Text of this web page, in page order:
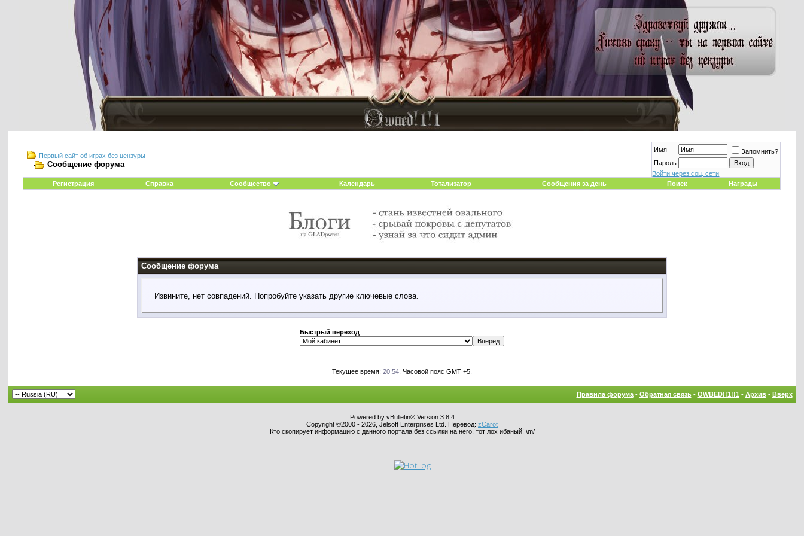
Первый сайт об играх без цензуры
Сообщение форума
Имя
Запомнить?
Пароль
Войти через соц. сети
Регистрация
Справка Сообщество Календарь Тотализатор Сообщения за день Поиск Награды
Сообщение форума
Извините, нет совпадений. Попробуйте указать другие ключевые слова.
Быстрый переход
Текущее время: 20:54. Часовой пояс GMT +5.
Правила форума- Обратная связь- OWBED!!1!!1 - Архив- Вверх
Powered by vBulletin® Version 3.8.4
Copyright ©2000 - 2026, Jelsoft Enterprises Ltd. Перевод: zCarot
Кто скопирует информацию с данного портала без ссылки на него, тот лох ибаный! \m/